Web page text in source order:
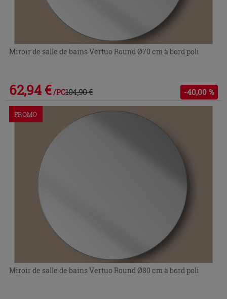
Miroir de salle de bains Vertuo Round Ø70 cm à bord poli
62,94 € /PC104,90 € -40,00 %
PROMO
Miroir de salle de bains Vertuo Round Ø80 cm à bord poli